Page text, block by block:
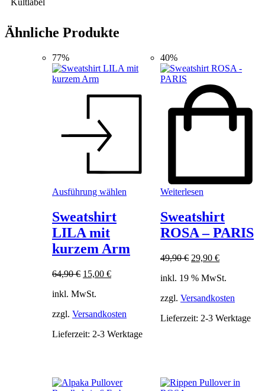
Ähnliche Produkte
77%
Ausführung wählen
Die
gewählt
werden
Sweatshirt
LILA mit
kurzem Arm
64,90€ Ursprünglicher
war:
15,00 €Aktueller
inkl. MwSt.
zzgl. Versandkosten
Lieferzeit: 2-3 Werktage
40%
Weiterlesen
Sweatshirt
ROSA – PARIS
49,90€ Ursprünglicher
war:
29,90€Aktueller
ist:
inkl. 19 % MwSt.
zzgl.Versandkosten
Lieferzeit: 2-3 Werktage